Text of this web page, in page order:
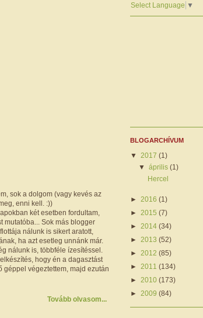
sok a dolgom (vagy kevés az
enni kell. :))
két esetben fordultam,
mutatóba... Sok más blogger
nálunk is sikert aratott,
ha azt esetleg unnánk már.
nálunk is, többféle ízesítéssel.
hogy én a dagasztást
géppel végeztettem, majd ezután
Tovább olvasom...
Select Language ▼
BLOGARCHÍVUM
▼ 2017 (1)
▼április(1)
Hercel
► 2016 (1)
► 2015 (7)
► 2014 (34)
► 2013 (52)
► 2012 (85)
► 2011 (134)
► 2010 (173)
► 2009 (84)